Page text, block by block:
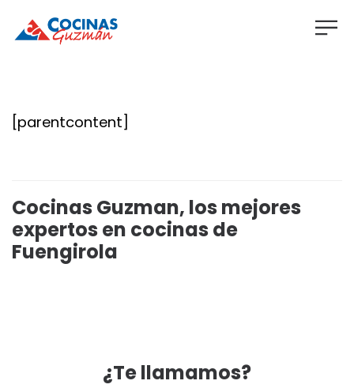
[parentcontent]
Cocinas Guzman, los mejores
expertos en cocinas de
Fuengirola
¿Te llamamos?